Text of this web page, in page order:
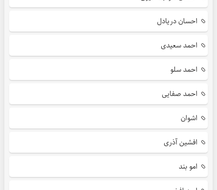
احسان دریادل
احمد سعیدی
احمد سلو
احمد صفایی
اشوان
افشین آذری
امو بند